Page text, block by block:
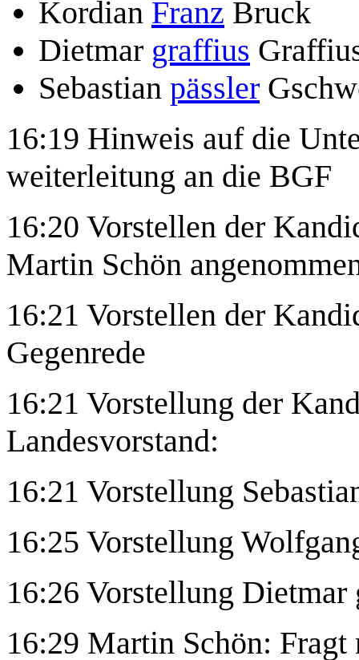
Kordian Franz Bruck
Dietmar graffius
Sebastian pässler
16:19 Hinweis auf die
weiterleitung an die BGF
16:20 Vorstellen der
Martin Schön
16:21 Vorstellen der
Gegenrede
16:21 Vorstellung der
Landesvorstand:
16:21 Vorstellung
16:25 Vorstellung
16:26 Vorstellung
16:29 Martin Schön: